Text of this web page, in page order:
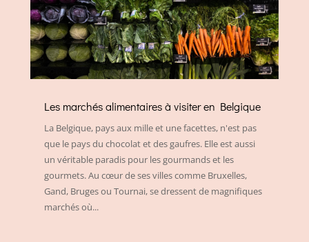
Les marchés alimentaires à visiter en Belgique
La Belgique, pays aux mille et une facettes, n'est pas
que le pays du chocolat et des gaufres. Elle est aussi
un véritable paradis pour les gourmands et les
gourmets. Au cœur de ses villes comme Bruxelles,
Gand, Bruges ou Tournai, se dressent de magnifiques
marchés où...